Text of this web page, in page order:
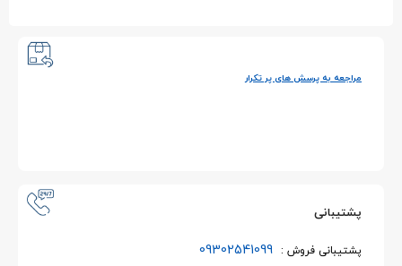
مراجعه به پرسش های پر تکرار
پشتیبانی
پشتیبانی فروش : 09302541099